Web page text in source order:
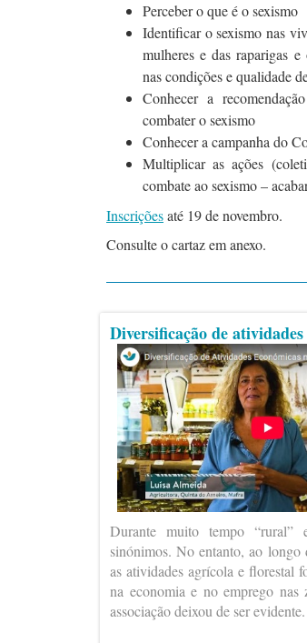
Perceber o que é o sexismo
Identificar o sexismo nas
mulheres e das raparigas
nas condições e qualidade
Conhecer a
combater o sexismo
Conhecer a campanha do
Multiplicar as ações
combate ao sexismo –
Inscriçõesaté 19 de novembro.
Consulte o cartaz em anexo.
Diversificação de
Durante muito tempo “rural”
sinónimos. No entanto, ao longo
as atividades agrícola e florestal
na economia e no emprego nas
associação deixou de ser evidente.